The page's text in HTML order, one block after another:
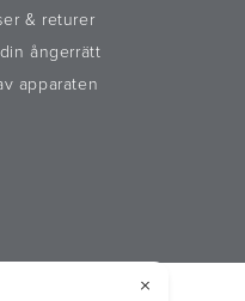
& returer
ångerrätt
apparaten